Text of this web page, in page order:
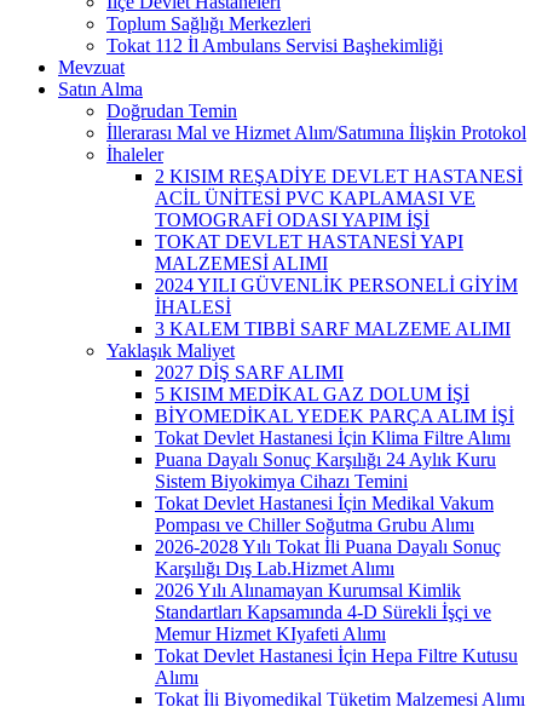
Toplum Sağlığı Merkezleri
Tokat 112 İl Ambulans Servisi Başhekimliği
Mevzuat
Satın Alma
Doğrudan Temin
İllerarası Mal ve Hizmet Alım/Satımına İlişkin Protokol
İhaleler
2 KISIM REŞADİYE DEVLET HASTANESİ
ACİL ÜNİTESİ PVC KAPLAMASI VE
TOMOGRAFİ ODASI YAPIM İŞİ
TOKAT DEVLET HASTANESİ YAPI
MALZEMESİ ALIMI
2024 YILI GÜVENLİK PERSONELİ GİYİM
İHALESİ
3 KALEM TIBBİ SARF MALZEME ALIMI
Yaklaşık Maliyet
2027 DİŞ SARF ALIMI
5 KISIM MEDİKAL GAZ DOLUM İŞİ
BİYOMEDİKAL YEDEK PARÇA ALIM İŞİ
Tokat Devlet Hastanesi İçin Klima Filtre Alımı
Puana Dayalı Sonuç Karşılığı 24 Aylık Kuru
Sistem Biyokimya Cihazı Temini
Tokat Devlet Hastanesi İçin Medikal Vakum
Pompası ve Chiller Soğutma Grubu Alımı
2026-2028 Yılı Tokat İli Puana Dayalı Sonuç
Karşılığı Dış Lab.Hizmet Alımı
2026 Yılı Alınamayan Kurumsal Kimlik
Standartları Kapsamında 4-D Sürekli İşçi ve
Memur Hizmet KIyafeti Alımı
Tokat Devlet Hastanesi İçin Hepa Filtre Kutusu
Alımı
Tokat İli Biyomedikal Tüketim Malzemesi Alımı